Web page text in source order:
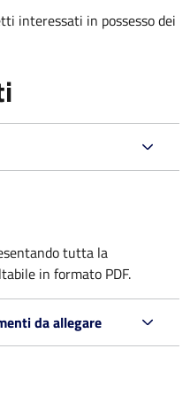
interessati in possesso dei
tutta la
in formato PDF.
da allegare